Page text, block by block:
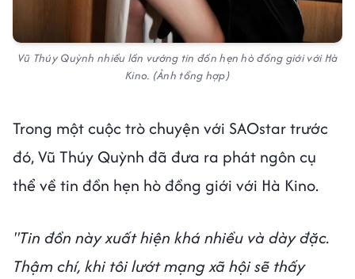
Vũ Thúy Quỳnh nhiều lần vướng tin đồn hẹn hò đồng giới với Hà
Kino. (Ảnh tổng hợp)
Trong một cuộc trò chuyện với SAOstar trước
đó, Vũ Thúy Quỳnh đã đưa ra phát ngôn cụ
thể về tin đồn hẹn hò đồng giới với Hà Kino.
"Tin đồn này xuất hiện khá nhiều và dày đặc.
Thậm chí, khi tôi lướt mạng xã hội sẽ thấy